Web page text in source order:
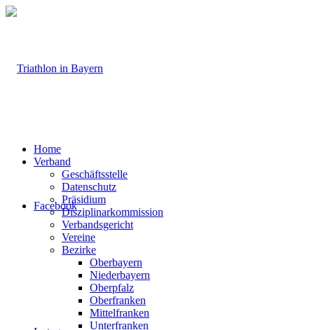
Facebook
Home
Verband
Geschäftsstelle
Datenschutz
Präsidium
Disziplinarkommission
Verbandsgericht
Vereine
Bezirke
Oberbayern
Niederbayern
Oberpfalz
Oberfranken
Mittelfranken
Unterfranken